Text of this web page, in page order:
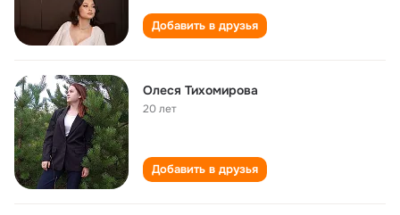
Добавить в друзья
Олеся Тихомирова
20 лет
Добавить в друзья